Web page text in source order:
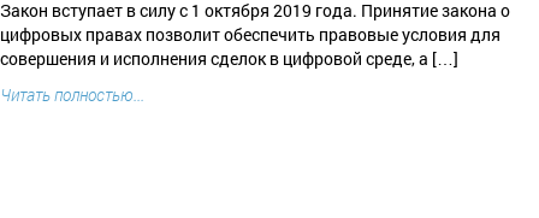
Закон вступает в силу с 1 октября 2019 года. Принятие закона о
цифровых правах позволит обеспечить правовые условия для
совершения и исполнения сделок в цифровой среде, а […]
Читать полностью...